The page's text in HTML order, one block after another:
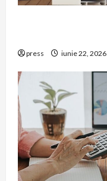
press iunie 22, 2026